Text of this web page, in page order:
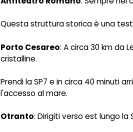
Questa struttura storica è una
Porto Cesareo: A circa 30 km da
cristalline.
Prendi la SP7 e in circa 40 minuti
l'accesso al mare.
Otranto: Dirigiti verso est lungo